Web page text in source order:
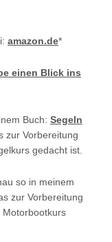
amazon.de*
einen Blick ins
Buch: Segeln
zur Vorbereitung
gedacht ist.
so in meinem
zur Vorbereitung
Motorbootkurs